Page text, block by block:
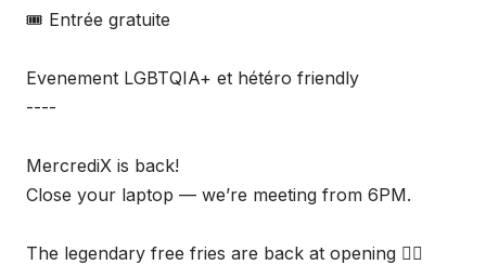
🎟️ Entrée gratuite
Evenement LGBTQIA+ et hétéro friendly
----
MercrediX is back!
Close your laptop — we’re meeting from 6PM.
The legendary free fries are back at opening ❤️‍🔥